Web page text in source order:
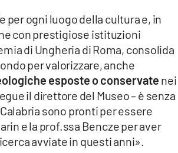
per ogni luogo della cultura e, in
con prestigiose istituzioni
di Ungheria di Roma, consolida
per valorizzare, anche
esposte o conservate nei
il direttore del Museo – è senza
sono pronti per essere
e la prof.ssa Bencze per aver
avviate in questi anni».